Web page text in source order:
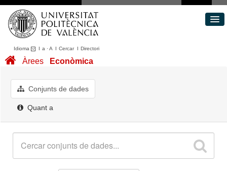
Idioma I a ·A I CercarI Directori
Conjunts de dades
Quant a
Àrees Econòmica
Conjunts de dades
Quant a